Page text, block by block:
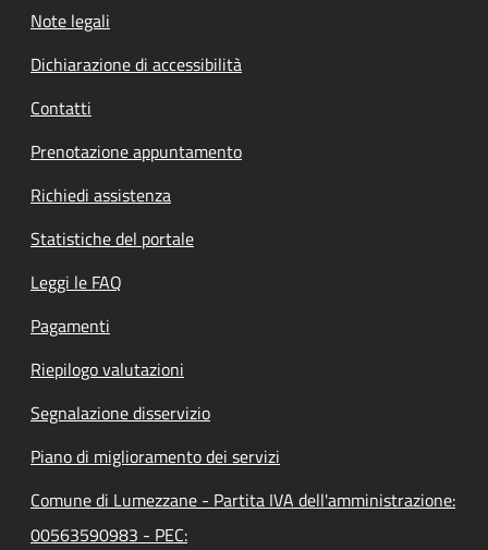
Note legali
Dichiarazione di accessibilità
Contatti
Prenotazione appuntamento
Richiedi assistenza
Statistiche del portale
Leggi le FAQ
Pagamenti
Riepilogo valutazioni
Segnalazione disservizio
Piano di miglioramento dei servizi
Comune di Lumezzane - Partita IVA dell'amministrazione:
00563590983 - PEC: